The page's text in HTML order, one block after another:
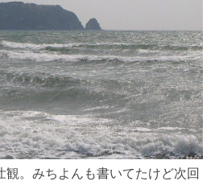
観。みちよんも書いてたけど次回